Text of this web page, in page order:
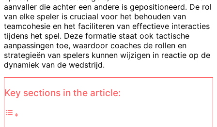
aanvaller die achter een andere is gepositioneerd. De rol
van elke speler is cruciaal voor het behouden van
teamcohesie en het faciliteren van effectieve interacties
tijdens het spel. Deze formatie staat ook tactische
aanpassingen toe, waardoor coaches de rollen en
strategieën van spelers kunnen wijzigen in reactie op de
dynamiek van de wedstrijd.
Key sections in the article: